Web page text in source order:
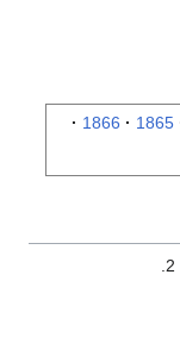
1865
1866